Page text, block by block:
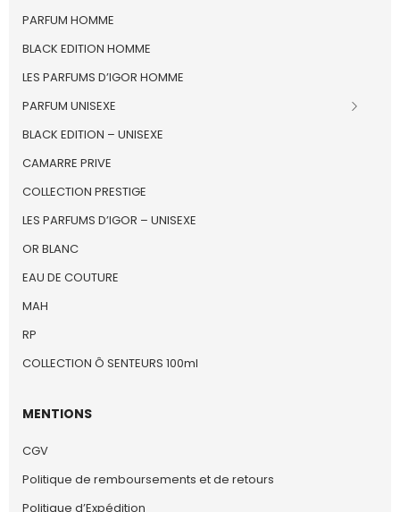
PARFUM HOMME
BLACK EDITION HOMME
LES PARFUMS D’IGOR HOMME
PARFUM UNISEXE
BLACK EDITION – UNISEXE
CAMARRE PRIVE
COLLECTION PRESTIGE
LES PARFUMS D’IGOR – UNISEXE
OR BLANC
EAU DE COUTURE
MAH
RP
COLLECTION Ô SENTEURS 100ml
MENTIONS
CGV
Politique de remboursements et de retours
Politique d’Expédition